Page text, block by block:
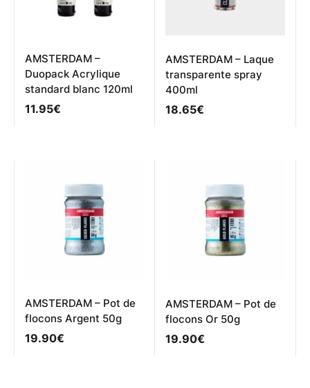
produit
AMSTERDAM –
Duopack Acrylique
standard blanc 120ml
11.95€
AMSTERDAM – Laque
transparente spray
400ml
18.65€
AMSTERDAM – Pot de
flocons Argent 50g
19.90€
AMSTERDAM – Pot de
flocons Or 50g
19.90€